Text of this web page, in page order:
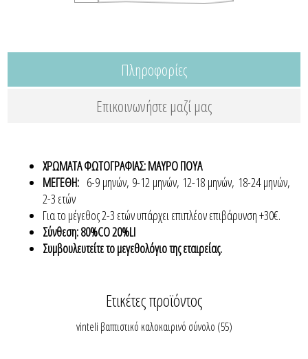
Πληροφορίες
Επικοινωνήστε μαζί μας
ΧΡΩΜΑΤΑ ΦΩΤΟΓΡΑΦΙΑΣ: ΜΑΥΡΟ ΠΟΥΑ
ΜΕΓΕΘΗ: 6-9 μηνών, 9-12 μηνών, 12-18 μηνών, 18-24 μηνών,
2-3 ετών
Για το μέγεθος 2-3 ετών υπάρχει επιπλέον επιβάρυνση +30€.
Σύνθεση: 80%CO 20%LI
Συμβουλευτείτε το μεγεθολόγιο της εταιρείας.
Ετικέτες προϊόντος
vinteli βαπτιστικό καλοκαιρινό σύνολο (55)